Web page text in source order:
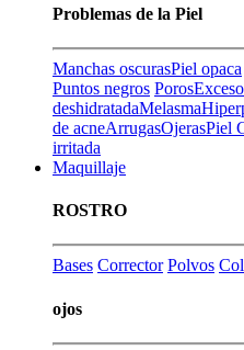
Problemas de la Piel
Manchas oscurasPiel opaca
Puntos negros Poros
deshidratadaMelasma
de acneArrugasOjerasPiel
irritada
Maquillaje
ROSTRO
Bases Corrector Polvos
ojos